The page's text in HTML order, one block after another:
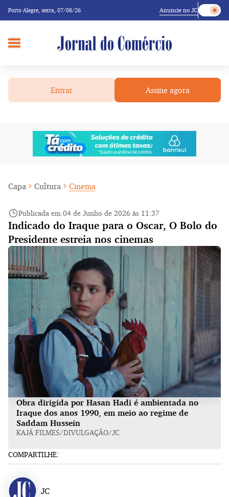
Porto Alegre, sexta, 07/08/26 Anuncie no JC
Entrar Assine agora
Capa Cultura Cinema
Publicada em 04 de Junho de 2026 às 11:37
Indicado do Iraque para o Oscar, O Bolo do
Presidente estreia nos cinemas
Obra dirigida por Hasan Hadi é ambientada no
Iraque dos anos 1990, em meio ao regime de
Saddam Hussein
KAJÁ FILMES/DIVULGAÇÃO/JC
COMPARTILHE:
JC